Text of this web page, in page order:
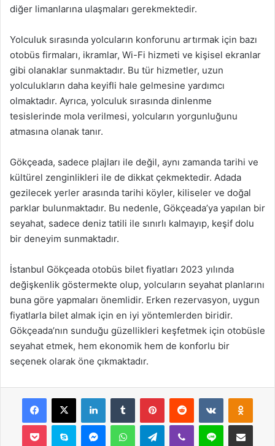
diğer limanlarına ulaşmaları gerekmektedir.
Yolculuk sırasında yolcuların konforunu artırmak için bazı
otobüs firmaları, ikramlar, Wi-Fi hizmeti ve kişisel ekranlar
gibi olanaklar sunmaktadır. Bu tür hizmetler, uzun
yolculukların daha keyifli hale gelmesine yardımcı
olmaktadır. Ayrıca, yolculuk sırasında dinlenme
tesislerinde mola verilmesi, yolcuların yorgunluğunu
atmasına olanak tanır.
Gökçeada, sadece plajları ile değil, aynı zamanda tarihi ve
kültürel zenginlikleri ile de dikkat çekmektedir. Adada
gezilecek yerler arasında tarihi köyler, kiliseler ve doğal
parklar bulunmaktadır. Bu nedenle, Gökçeada’ya yapılan bir
seyahat, sadece deniz tatili ile sınırlı kalmayıp, keşif dolu
bir deneyim sunmaktadır.
İstanbul Gökçeada otobüs bilet fiyatları 2023 yılında
değişkenlik göstermekte olup, yolcuların seyahat planlarını
buna göre yapmaları önemlidir. Erken rezervasyon, uygun
fiyatlarla bilet almak için en iyi yöntemlerden biridir.
Gökçeada’nın sunduğu güzellikleri keşfetmek için otobüsle
seyahat etmek, hem ekonomik hem de konforlu bir
seçenek olarak öne çıkmaktadır.
Facebook
X LinkedInTumblr PinterestReddit VKontakte
Pocket Skype MessengerWhatsAppTelegramViber Line E-Posta ile